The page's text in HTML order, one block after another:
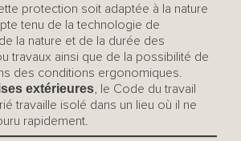
protection soit adaptée à la nature
tenu de la technologie de
la nature et de la durée des
travaux ainsi que de la possibilité de
des conditions ergonomiques.
extérieures , le Code du travail
travaille isolé dans un lieu où il ne
rapidement.